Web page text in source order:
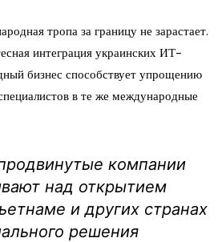
тропа за границу не зарастает.
интеграция украинских ИТ-
бизнес способствует упрощению
в те же международные
компании
над открытием
и других странах
решения